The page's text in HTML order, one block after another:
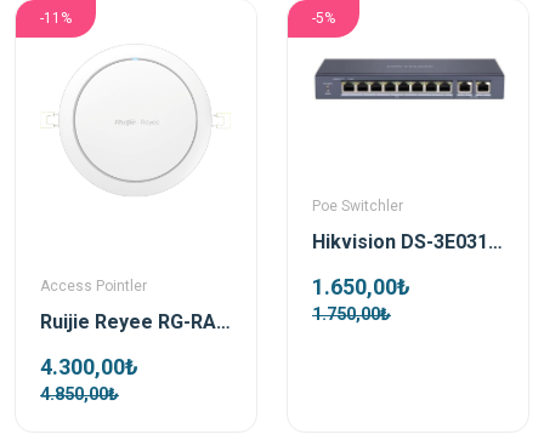
-11%
Access Pointler
Ruijie Reyee RG-RAP2266 AX3000 Wi-Fi 6 Dual-Band İç Ortam Access Point
4.300,00₺
4.850,00₺
-5%
Poe Switchler
Hikvision DS-3E0310P-E/M 8 Port Poe 2x Gigabit Uplink 60watt Yönetilemez Poe Switch
1.650,00₺
1.750,00₺